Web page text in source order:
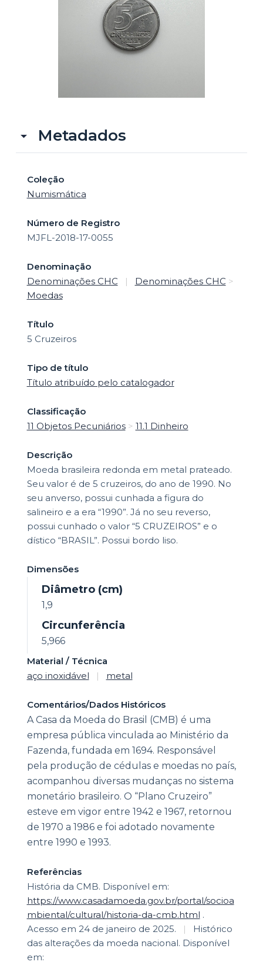
Metadados
Coleção
Numismática
Número de Registro
MJFL-2018-17-0055
Denominação
Denominações CHC
| Denominações CHC >
Moedas
Título
5 Cruzeiros
Tipo de título
Título atribuído pelo catalogador
Classificação
11 Objetos Pecuniários> 11.1 Dinheiro
Descrição
Moeda brasileira redonda em metal prateado.
Seu valor é de 5 cruzeiros, do ano de 1990. No
seu anverso, possui cunhada a figura do
salineiro e a era “1990”. Já no seu reverso,
possui cunhado o valor “5 CRUZEIROS” e o
dístico “BRASIL”. Possui bordo liso.
Dimensões
Diâmetro (cm)
1,9
Circunferência
5,966
Material / Técnica
aço inoxidável
| metal
Comentários/Dados Históricos
A Casa da Moeda do Brasil (CMB) é uma
empresa pública vinculada ao Ministério da
Fazenda, fundada em 1694. Responsável
pela produção de cédulas e moedas no país,
acompanhou diversas mudanças no sistema
monetário brasileiro. O “Plano Cruzeiro”
esteve em vigor entre 1942 e 1967, retornou
de 1970 a 1986 e foi adotado novamente
entre 1990 e 1993.
Referências
História da CMB. Disponível em:
https://www.casadamoeda.gov.br/portal/socioa
mbiental/cultural/historia-da-cmb.html .
Acesso em 24 de janeiro de 2025.
|
Histórico
das alterações da moeda nacional. Disponível
em: